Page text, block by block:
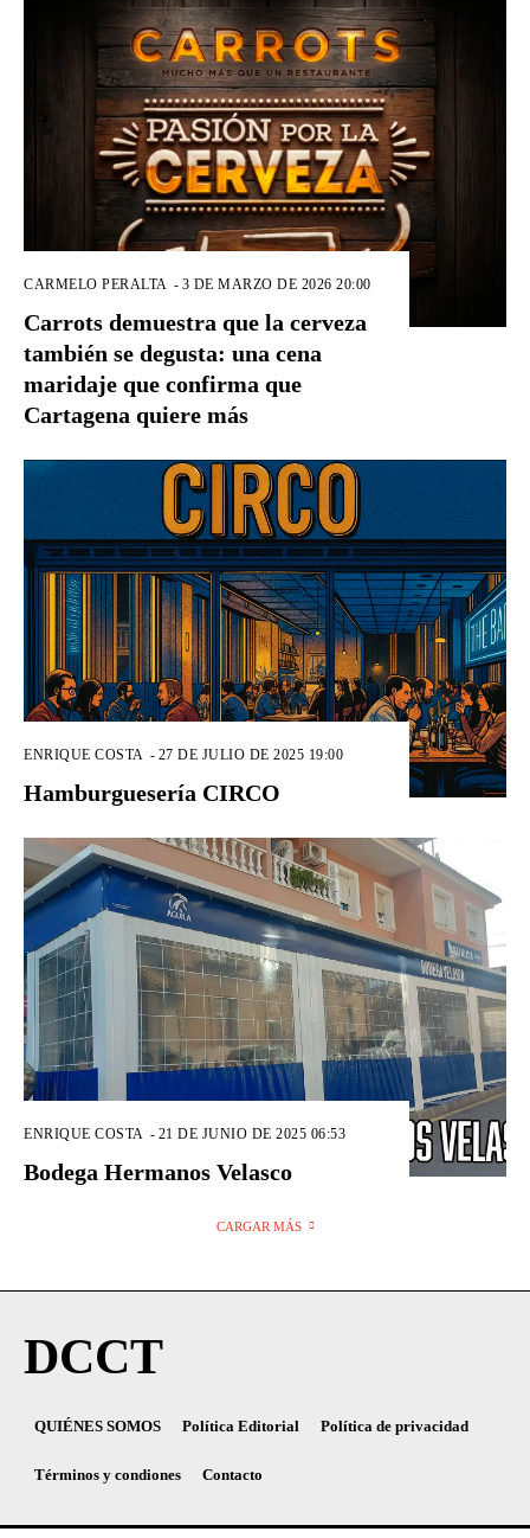
CARMELO PERALTA - 3 DE MARZO DE 2026 20:00
Carrots demuestra que la cerveza
también se degusta: una cena
maridaje que confirma que
Cartagena quiere más
ENRIQUE COSTA - 27 DE JULIO DE 2025 19:00
Hamburguesería CIRCO
ENRIQUE COSTA - 21 DE JUNIO DE 2025 06:53
Bodega Hermanos Velasco
CARGAR MÁS
DCCT
QUIÉNES SOMOS Política Editorial Política de privacidad
Términos y condiones Contacto